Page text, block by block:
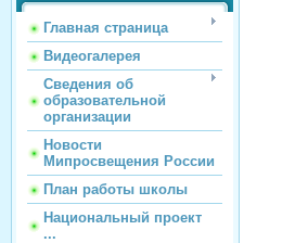
Главная страница
Видеогалерея
Сведения об
образовательной
организации
Новости
Мипросвещения России
План работы школы
Национальный проект
...